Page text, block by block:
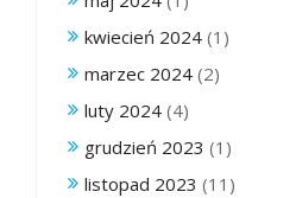
kwiecień 2024 (1)
marzec 2024 (2)
luty 2024 (4)
grudzień 2023 (1)
listopad 2023 (11)